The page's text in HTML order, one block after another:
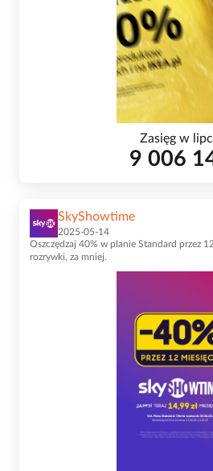
Zasięg w
9 006
SkyShowtime
2025-05-14
Oszczędzaj 40% w planie Standard przez
rozrywki, za mniej.